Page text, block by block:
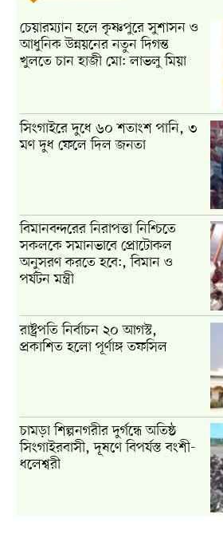
চেয়ারম্যান হলে কৃষ্ণপুরে সুশাসন ও
আধুনিক উন্নয়নের নতুন দিগন্ত
খুলতে চান হাজী মো: লাভলু মিয়া
সিংগাইরে দুধে ৬০ শতাংশ পানি, ৩
মণ দুধ ফেলে দিল জনতা
বিমানবন্দরের নিরাপত্তা নিশ্চিতে
সকলকে সমানভাবে প্রোটোকল
অনুসরণ করতে হবে:, বিমান ও
পর্যটন মন্ত্রী
রাষ্ট্রপতি নির্বাচন ২০ আগস্ট,
প্রকাশিত হলো পূর্ণাঙ্গ তফসিল
চামড়া শিল্পনগরীর দুর্গন্ধে অতিষ্ঠ
সিংগাইরবাসী, দূষণে বিপর্যস্ত বংশী-
ধলেশ্বরী